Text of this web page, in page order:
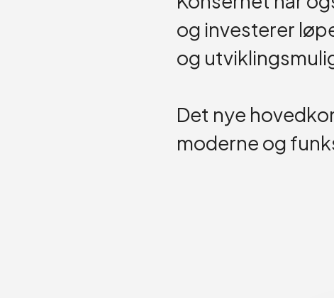
og investerer
og
Det nye
moderne og